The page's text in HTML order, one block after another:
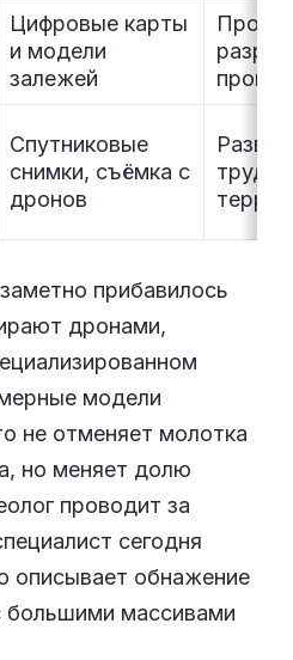
Цифровые карты
и модели
залежей
Спутниковые
снимки, съёмка с
дронов
прибавилось
дронами,
модели
не отменяет молотка
но меняет долю
проводит за
сегодня
описывает обнажение
большими массивами